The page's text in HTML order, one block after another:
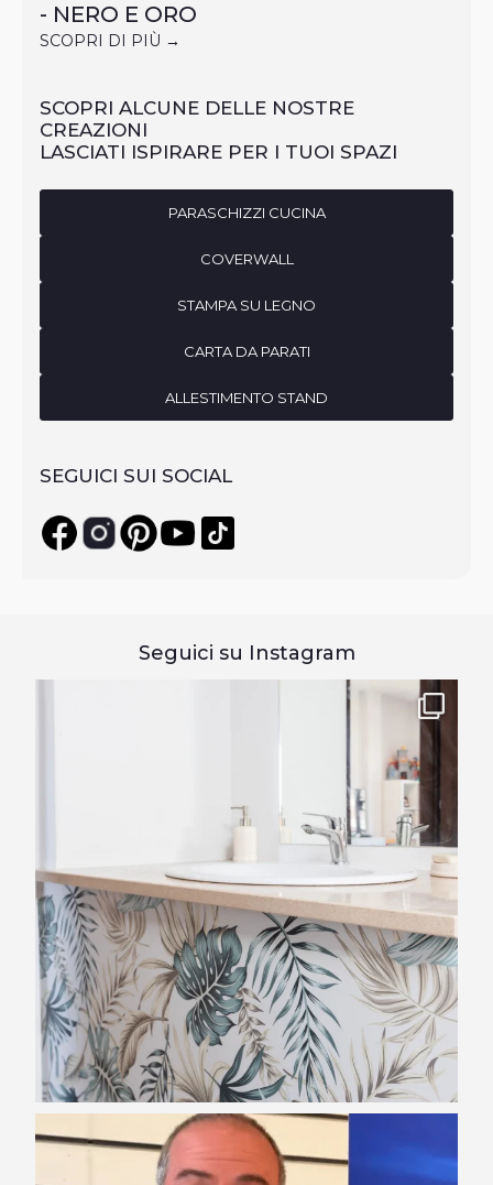
- NERO E ORO
SCOPRI DI PIÙ →
SCOPRI ALCUNE DELLE NOSTRE
CREAZIONI
LASCIATI ISPIRARE PER I TUOI SPAZI
PARASCHIZZI CUCINA
COVERWALL
STAMPA SU LEGNO
CARTA DA PARATI
ALLESTIMENTO STAND
SEGUICI SUI SOCIAL
Seguici su Instagram